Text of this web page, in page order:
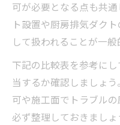
可が必要となる点も共
ト設置や厨房排気ダク
して扱われることが一般
下記の比較表を参考に
当するか確認しましょ
可や施工面でトラブル
必ず整理しておきましょ